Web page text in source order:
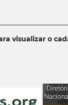
visualizar o